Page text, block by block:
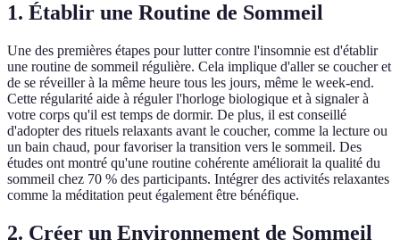
1. Établir une Routine de Sommeil
Une des premières étapes pour lutter contre l'insomnie est d'établir
une routine de sommeil régulière. Cela implique d'aller se coucher et
de se réveiller à la même heure tous les jours, même le week-end.
Cette régularité aide à réguler l'horloge biologique et à signaler à
votre corps qu'il est temps de dormir. De plus, il est conseillé
d'adopter des rituels relaxants avant le coucher, comme la lecture ou
un bain chaud, pour favoriser la transition vers le sommeil. Des
études ont montré qu'une routine cohérente améliorait la qualité du
sommeil chez 70 % des participants. Intégrer des activités relaxantes
comme la méditation peut également être bénéfique.
2. Créer un Environnement de Sommeil